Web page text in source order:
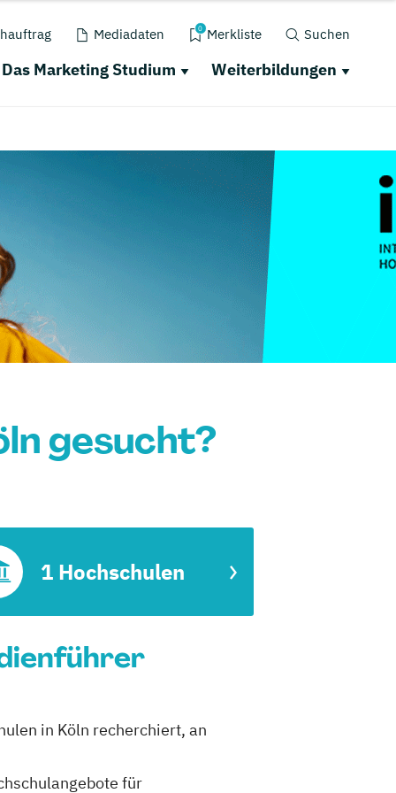
Mediadaten 0 Merkliste Suchen
Das Marketing Studium Weiterbildungen
gesucht?
1 Hochschulen
in Köln recherchiert, an
für